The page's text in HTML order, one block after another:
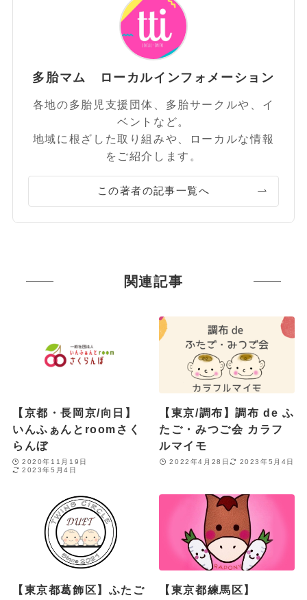
多胎マム ローカルインフォメーション
各地の多胎児支援団体、多胎サークルや、イ
ベントなど。
地域に根ざした取り組みや、ローカルな情報
をご紹介します。
この著者の記事一覧へ
関連記事
【京都・長岡京/向日】
いんふぁんとroomさく
らんぼ
2020年11月19日
2023年5月4日
【東京/調布】調布 de ふ
たご・みつご会 カラフ
ルマイモ
2022年4月28日 2023年5月4日
【東京都葛飾区】ふたご 【東京都練馬区】